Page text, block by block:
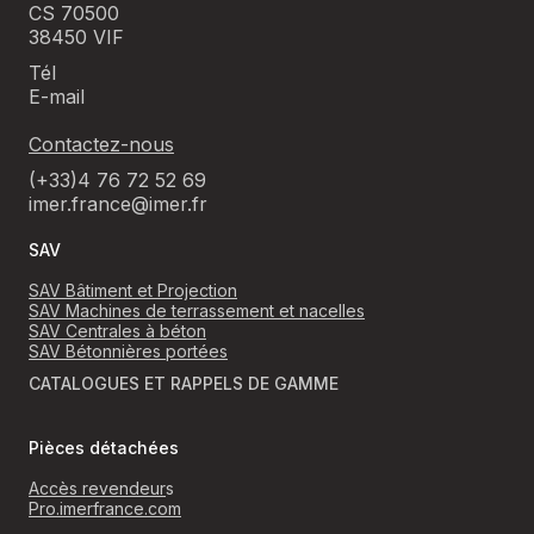
CS 70500
38450 VIF
Tél
E-mail
Contactez-nous
(+33)4 76 72 52 69
imer.france@imer.fr
SAV
SAV Bâtiment et Projection
SAV Machines de terrassement et nacelles
SAV Centrales à béton
SAV Bétonnières portées
CATALOGUES ET RAPPELS DE GAMME
Pièces détachées
Accès revendeurs
Pro.imerfrance.com